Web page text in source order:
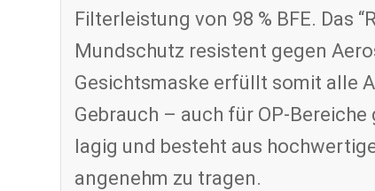
Filterleistung von 98 % BFE. Das
Mundschutz resistent gegen
Gesichtsmaske erfüllt somit alle
Gebrauch – auch für OP-
lagig und besteht aus
angenehm zu tragen.